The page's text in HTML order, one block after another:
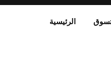
الرئيسية